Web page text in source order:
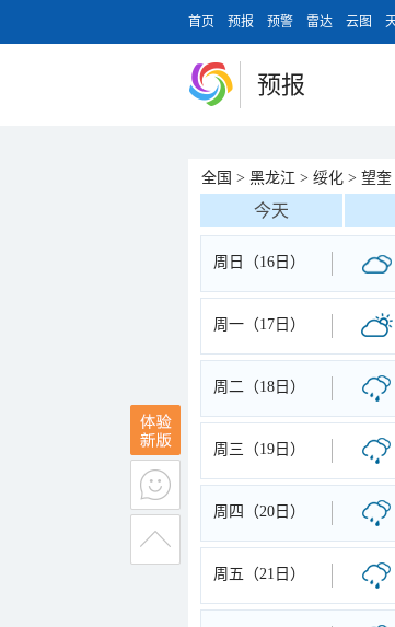
首页 预报 预警 雷达 云图
预报
全国 > 黑龙江 > 绥化 > 望奎
今天
周日（16日）
周一（17日）
周二（18日）
周三（19日）
周四（20日）
周五（21日）